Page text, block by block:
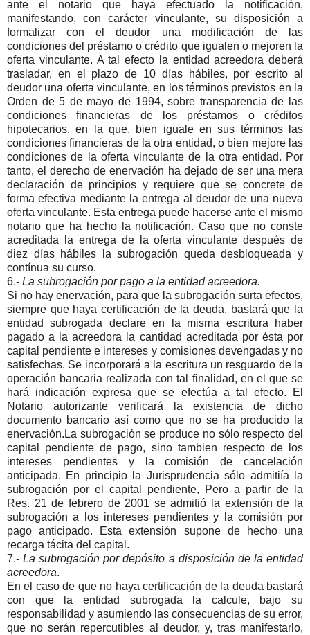
ante el notario que haya efectuado la notificación,
manifestando, con carácter vinculante, su disposición a
formalizar con el deudor una modificación de las
condiciones del préstamo o crédito que igualen o mejoren la
oferta vinculante. A tal efecto la entidad acreedora deberá
trasladar, en el plazo de 10 días hábiles, por escrito al
deudor una oferta vinculante, en los términos previstos en la
Orden de 5 de mayo de 1994, sobre transparencia de las
condiciones financieras de los préstamos o créditos
hipotecarios, en la que, bien iguale en sus términos las
condiciones financieras de la otra entidad, o bien mejore las
condiciones de la oferta vinculante de la otra entidad. Por
tanto, el derecho de enervación ha dejado de ser una mera
declaración de principios y requiere que se concrete de
forma efectiva mediante la entrega al deudor de una nueva
oferta vinculante. Esta entrega puede hacerse ante el mismo
notario que ha hecho la notificación. Caso que no conste
acreditada la entrega de la oferta vinculante después de
diez días hábiles la subrogación queda desbloqueada y
contínua su curso.
6.- La subrogación por pago a la entidad acreedora.
Si no hay enervación, para que la subrogación surta efectos,
siempre que haya certificación de la deuda, bastará que la
entidad subrogada declare en la misma escritura haber
pagado a la acreedora la cantidad acreditada por ésta por
capital pendiente e intereses y comisiones devengadas y no
satisfechas. Se incorporará a la escritura un resguardo de la
operación bancaria realizada con tal finalidad, en el que se
hará indicación expresa que se efectúa a tal efecto. El
Notario autorizante verificará la existencia de dicho
documento bancario así como que no se ha producido la
enervación.La subrogación se produce no sólo respecto del
capital pendiente de pago, sino tambien respecto de los
intereses pendientes y la comisión de cancelación
anticipada. En principio la Jurisprudencia sólo admitiía la
subrogación por el capital pendiente, Pero a partir de la
Res. 21 de febrero de 2001 se admitió la extensión de la
subrogación a los intereses pendientes y la comisión por
pago anticipado. Esta extensión supone de hecho una
recarga tácita del capital.
7.-La subrogación por depósito a disposición de la entidad
acreedora.
En el caso de que no haya certificación de la deuda bastará
con que la entidad subrogada la calcule, bajo su
responsabilidad y asumiendo las consecuencias de su error,
que no serán repercutibles al deudor, y, tras manifestarlo,